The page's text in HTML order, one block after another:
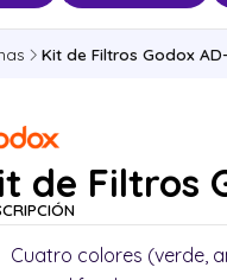
Kit de Filtros Godox
de Filtros
Cuatro colores (verde,